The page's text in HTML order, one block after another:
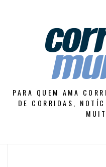
PARA QUEM AMA
DE CORRIDAS,